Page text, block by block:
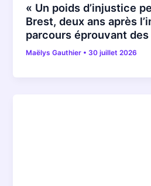
« Un poids d’injustice
Brest, deux ans après
parcours éprouvant
Maëlys Gauthier • 30 juillet 2026